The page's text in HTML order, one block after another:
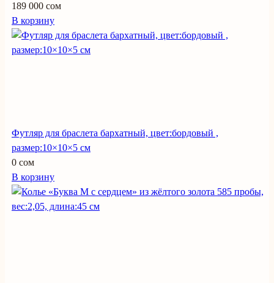
189 000 сом
В корзину
Футляр для браслета бархатный, цвет:бордовый ,
размер:10×10×5 см
0 сом
В корзину